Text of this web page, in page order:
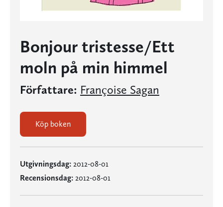
Bonjour tristesse/Ett
moln på min himmel
Författare: Françoise Sagan
Köp boken
Utgivningsdag: 2012-08-01
Recensionsdag: 2012-08-01